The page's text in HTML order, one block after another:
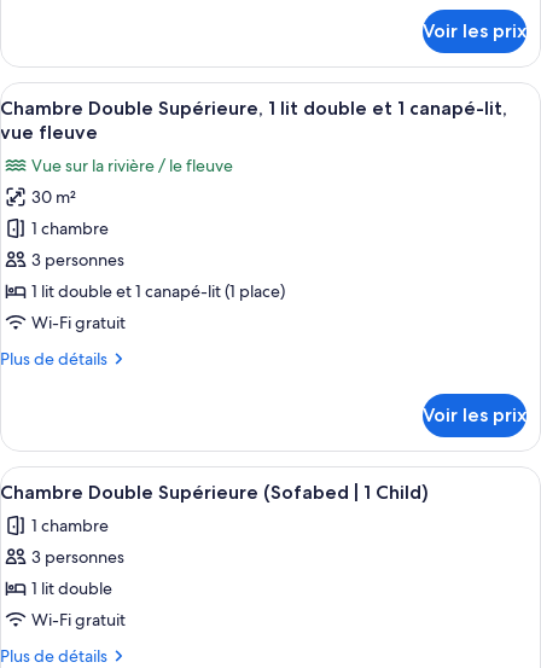
fleuve
le
type
de
chambre
Premium,
vue
fleuve
Voir les prix
Afficher
toutes
photos
pour
ce
type
de
chambre :
Double
lit
double
et
canapé-
lit,
vue
fleuve
Une chambre d’hôtel moderne,
5
Chambre Double Supérieure, 1 lit double et 1 canapé-lit,
vue fleuve
Vue sur la rivière / le fleuve
30 m²
1 chambre
3 personnes
1 lit double et 1 canapé-lit (1 place)
Wi-Fi gratuit
Plus de détails
Plus
le
type
de
Chambre
Double
lit
et
Voir les prix
Afficher
toutes
les
photos
pour
ce
type
Une chambre d’hôtel avec un lit, un
5
Chambre Double Supérieure (Sofabed | 1 Child)
1 chambre
3 personnes
1 lit double
Wi-Fi gratuit
Plus de détails
Plus